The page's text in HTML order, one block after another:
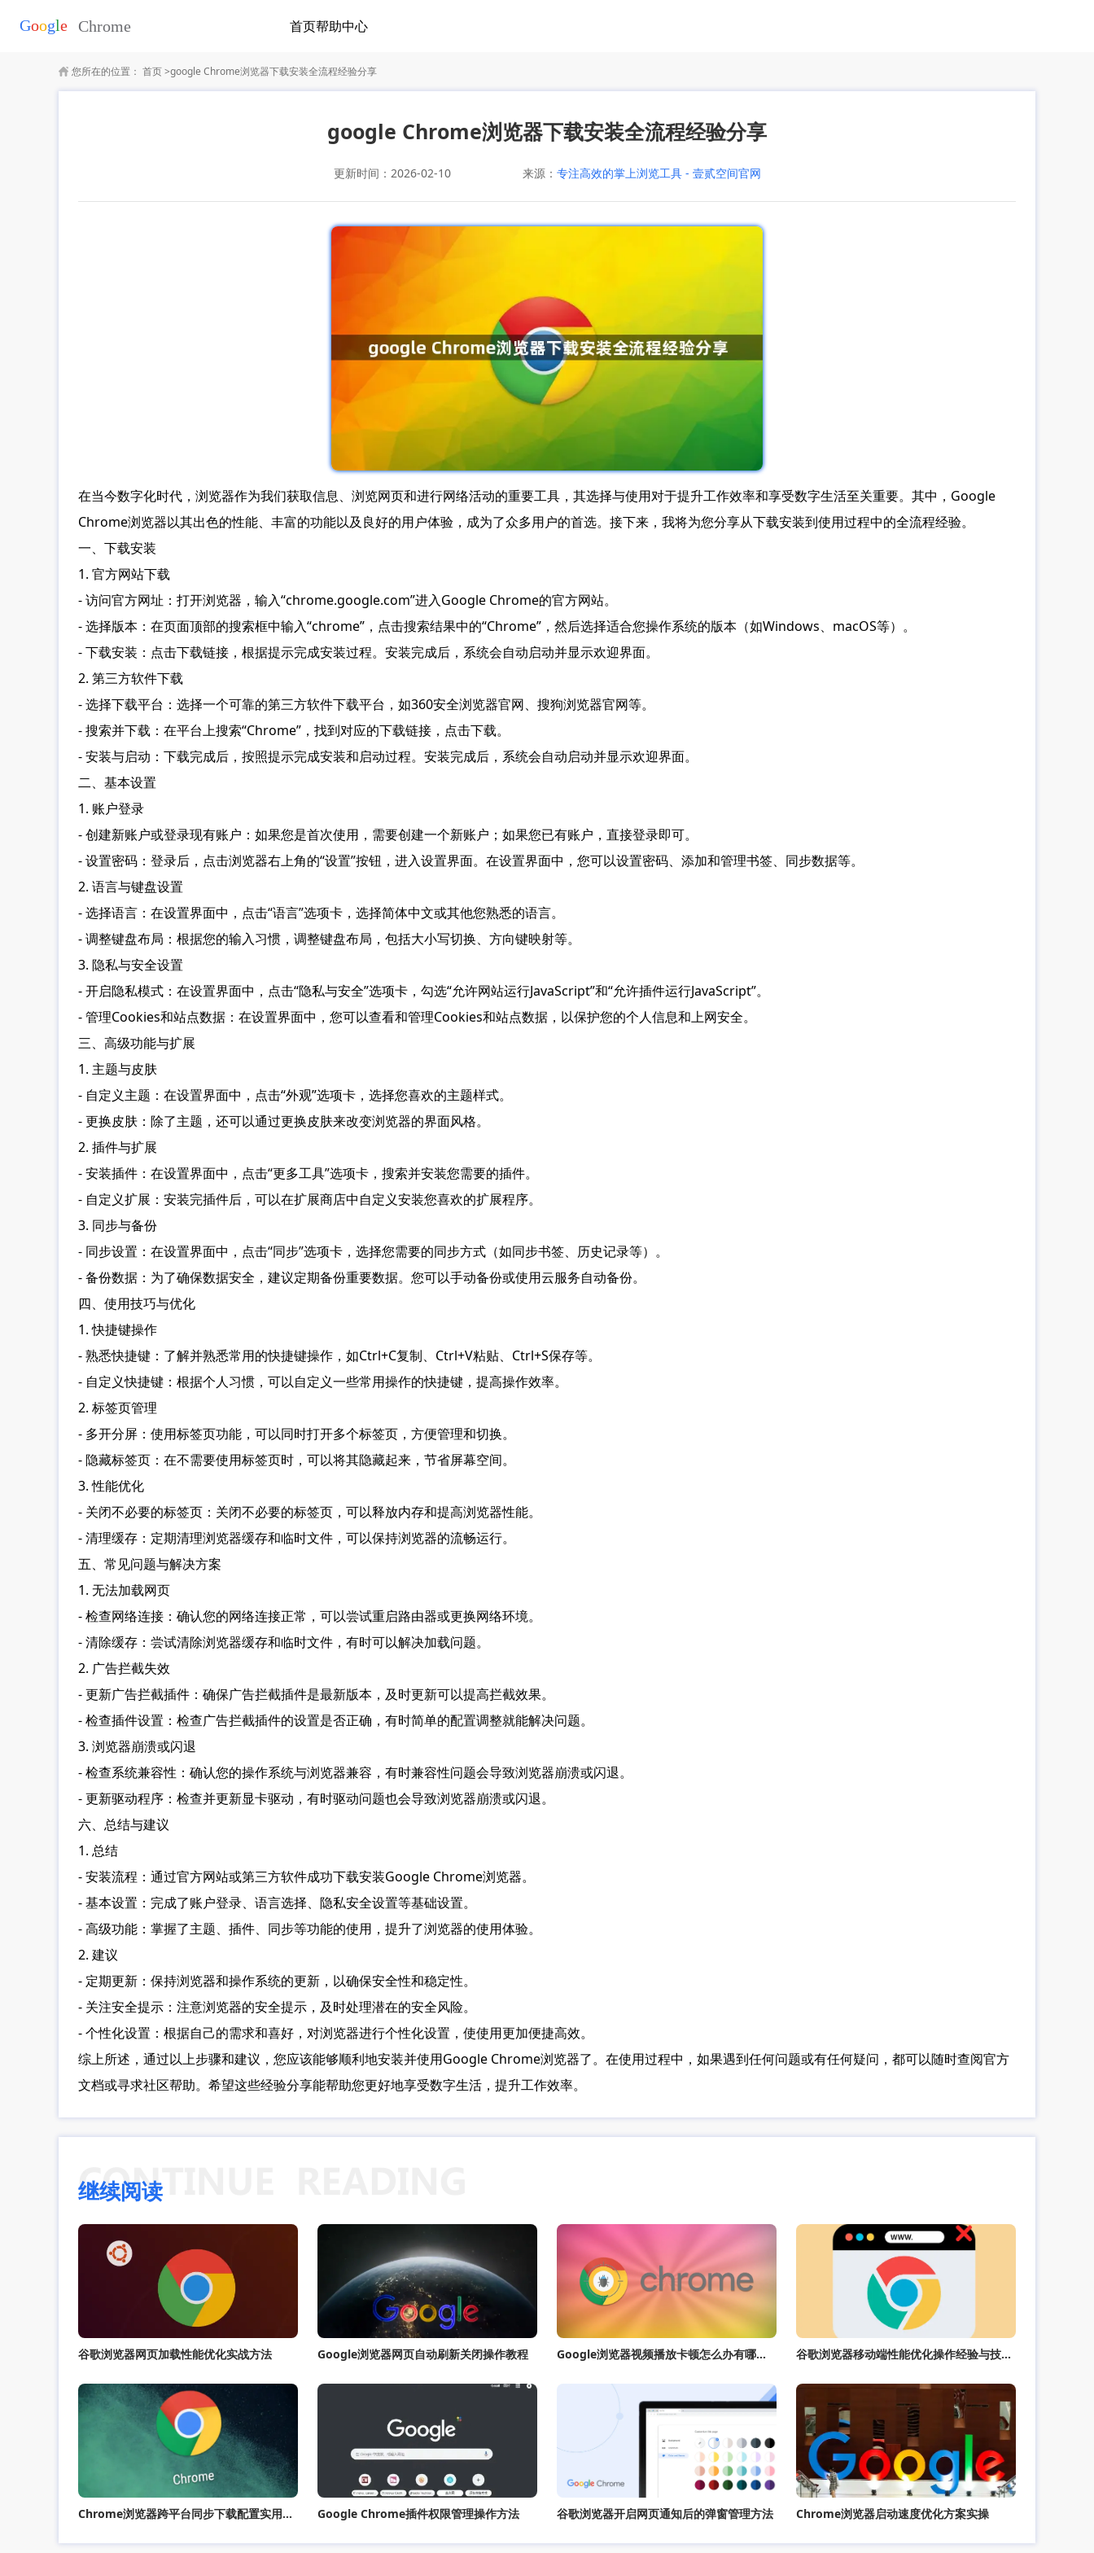
首页帮助中心
您所在的位置： 首页>google Chrome浏览器下载安装全流程经验分享
google Chrome浏览器下载安装全流程经验分享
更新时间：2026-02-10 来源： 专注高效的掌上浏览工具 - 壹贰空间官网
在当今数字化时代，浏览器作为我们获取信息、浏览网页和进行网络活动的重要工具，其选择与使用对于提升工作效率和享受数字生活至关重要。其中，Google
Chrome浏览器以其出色的性能、丰富的功能以及良好的用户体验，成为了众多用户的首选。接下来，我将为您分享从下载安装到使用过程中的全流程经验。
一、下载安装
1. 官方网站下载
- 访问官方网址：打开浏览器，输入“chrome.google.com”进入Google Chrome的官方网站。
- 选择版本：在页面顶部的搜索框中输入“chrome”，点击搜索结果中的“Chrome”，然后选择适合您操作系统的版本（如Windows、macOS等）。
- 下载安装：点击下载链接，根据提示完成安装过程。安装完成后，系统会自动启动并显示欢迎界面。
2. 第三方软件下载
- 选择下载平台：选择一个可靠的第三方软件下载平台，如360安全浏览器官网、搜狗浏览器官网等。
- 搜索并下载：在平台上搜索“Chrome”，找到对应的下载链接，点击下载。
- 安装与启动：下载完成后，按照提示完成安装和启动过程。安装完成后，系统会自动启动并显示欢迎界面。
二、基本设置
1. 账户登录
- 创建新账户或登录现有账户：如果您是首次使用，需要创建一个新账户；如果您已有账户，直接登录即可。
- 设置密码：登录后，点击浏览器右上角的“设置”按钮，进入设置界面。在设置界面中，您可以设置密码、添加和管理书签、同步数据等。
2. 语言与键盘设置
- 选择语言：在设置界面中，点击“语言”选项卡，选择简体中文或其他您熟悉的语言。
- 调整键盘布局：根据您的输入习惯，调整键盘布局，包括大小写切换、方向键映射等。
3. 隐私与安全设置
- 开启隐私模式：在设置界面中，点击“隐私与安全”选项卡，勾选“允许网站运行JavaScript”和“允许插件运行JavaScript”。
- 管理Cookies和站点数据：在设置界面中，您可以查看和管理Cookies和站点数据，以保护您的个人信息和上网安全。
三、高级功能与扩展
1. 主题与皮肤
- 自定义主题：在设置界面中，点击“外观”选项卡，选择您喜欢的主题样式。
- 更换皮肤：除了主题，还可以通过更换皮肤来改变浏览器的界面风格。
2. 插件与扩展
- 安装插件：在设置界面中，点击“更多工具”选项卡，搜索并安装您需要的插件。
- 自定义扩展：安装完插件后，可以在扩展商店中自定义安装您喜欢的扩展程序。
3. 同步与备份
- 同步设置：在设置界面中，点击“同步”选项卡，选择您需要的同步方式（如同步书签、历史记录等）。
- 备份数据：为了确保数据安全，建议定期备份重要数据。您可以手动备份或使用云服务自动备份。
四、使用技巧与优化
1. 快捷键操作
- 熟悉快捷键：了解并熟悉常用的快捷键操作，如Ctrl+C复制、Ctrl+V粘贴、Ctrl+S保存等。
- 自定义快捷键：根据个人习惯，可以自定义一些常用操作的快捷键，提高操作效率。
2. 标签页管理
- 多开分屏：使用标签页功能，可以同时打开多个标签页，方便管理和切换。
- 隐藏标签页：在不需要使用标签页时，可以将其隐藏起来，节省屏幕空间。
3. 性能优化
- 关闭不必要的标签页：关闭不必要的标签页，可以释放内存和提高浏览器性能。
- 清理缓存：定期清理浏览器缓存和临时文件，可以保持浏览器的流畅运行。
五、常见问题与解决方案
1. 无法加载网页
- 检查网络连接：确认您的网络连接正常，可以尝试重启路由器或更换网络环境。
- 清除缓存：尝试清除浏览器缓存和临时文件，有时可以解决加载问题。
2. 广告拦截失效
- 更新广告拦截插件：确保广告拦截插件是最新版本，及时更新可以提高拦截效果。
- 检查插件设置：检查广告拦截插件的设置是否正确，有时简单的配置调整就能解决问题。
3. 浏览器崩溃或闪退
- 检查系统兼容性：确认您的操作系统与浏览器兼容，有时兼容性问题会导致浏览器崩溃或闪退。
- 更新驱动程序：检查并更新显卡驱动，有时驱动问题也会导致浏览器崩溃或闪退。
六、总结与建议
1. 总结
- 安装流程：通过官方网站或第三方软件成功下载安装Google Chrome浏览器。
- 基本设置：完成了账户登录、语言选择、隐私安全设置等基础设置。
- 高级功能：掌握了主题、插件、同步等功能的使用，提升了浏览器的使用体验。
2. 建议
- 定期更新：保持浏览器和操作系统的更新，以确保安全性和稳定性。
- 关注安全提示：注意浏览器的安全提示，及时处理潜在的安全风险。
- 个性化设置：根据自己的需求和喜好，对浏览器进行个性化设置，使使用更加便捷高效。
综上所述，通过以上步骤和建议，您应该能够顺利地安装并使用Google Chrome浏览器了。在使用过程中，如果遇到任何问题或有任何疑问，都可以随时查阅官方
文档或寻求社区帮助。希望这些经验分享能帮助您更好地享受数字生活，提升工作效率。
继续阅读
谷歌浏览器网页加载性能优化实战方法 Google浏览器网页自动刷新关闭操作教程 Google浏览器视频播放卡顿怎么办有哪些优化技巧 谷歌浏览器移动端性能优化操作经验与技巧教程
Chrome浏览器跨平台同步下载配置实用操作经验 Google Chrome插件权限管理操作方法 谷歌浏览器开启网页通知后的弹窗管理方法 Chrome浏览器启动速度优化方案实操